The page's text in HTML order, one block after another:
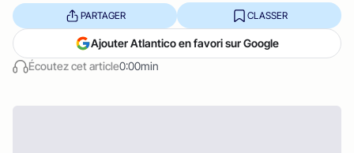
Écoutez cet article0:00min
PARTAGER CLASSER
Ajouter Atlantico en favori sur Google